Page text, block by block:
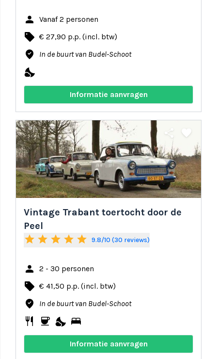
person Vanaf 2 personen
local_offer € 27,90 p.p. (incl. btw)
where_to_vote In de buurt van Budel-Schoot
nights_stay
Informatie aanvragen
share favorite
Vintage Trabant toertocht door de
Peel
star star star star star 9.8/10 (30 reviews)
person 2 - 30 personen
local_offer € 41,50 p.p. (incl. btw)
where_to_vote In de buurt van Budel-Schoot
restaurant coffee nights_stay bed
Informatie aanvragen